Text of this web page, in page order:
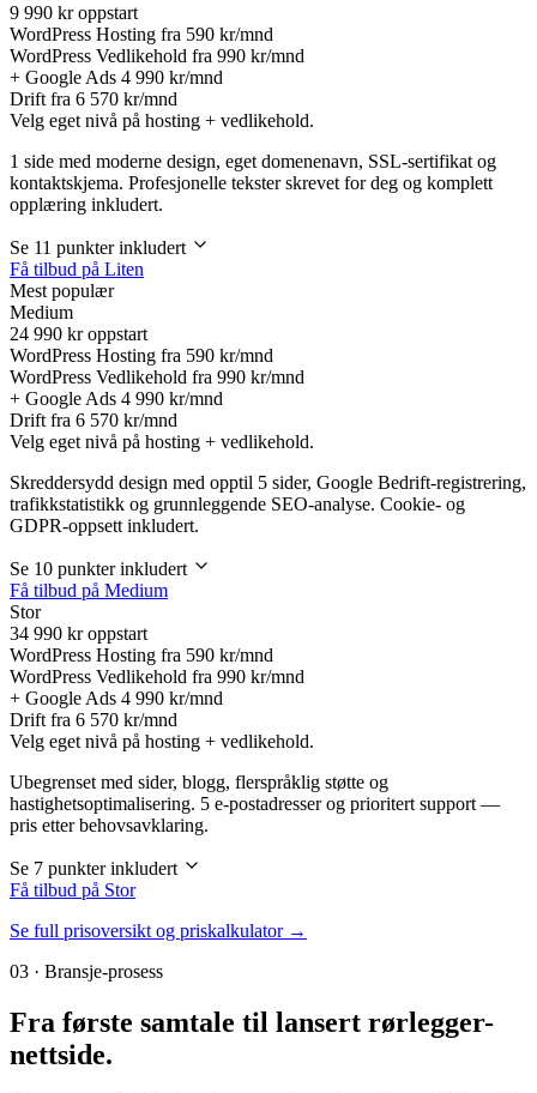
9 990 kr oppstart
WordPress Hosting fra 590 kr/mnd
WordPress Vedlikehold fra 990 kr/mnd
+ Google Ads 4 990 kr/mnd
Drift fra 6 570 kr/mnd
Velg eget nivå på hosting + vedlikehold.
1 side med moderne design, eget domenenavn, SSL-sertifikat og
kontaktskjema. Profesjonelle tekster skrevet for deg og komplett
opplæring inkludert.
Se 11 punkter inkludert
Få tilbud på Liten
Mest populær
Medium
24 990 kr oppstart
WordPress Hosting fra 590 kr/mnd
WordPress Vedlikehold fra 990 kr/mnd
+ Google Ads 4 990 kr/mnd
Drift fra 6 570 kr/mnd
Velg eget nivå på hosting + vedlikehold.
Skreddersydd design med opptil 5 sider, Google Bedrift-registrering,
trafikkstatistikk og grunnleggende SEO-analyse. Cookie- og
GDPR-oppsett inkludert.
Se 10 punkter inkludert
Få tilbud på Medium
Stor
34 990 kr oppstart
WordPress Hosting fra 590 kr/mnd
WordPress Vedlikehold fra 990 kr/mnd
+ Google Ads 4 990 kr/mnd
Drift fra 6 570 kr/mnd
Velg eget nivå på hosting + vedlikehold.
Ubegrenset med sider, blogg, flerspråklig støtte og
hastighetsoptimalisering. 5 e-postadresser og prioritert support —
pris etter behovsavklaring.
Se 7 punkter inkludert
Få tilbud på Stor
Se full prisoversikt og priskalkulator →
03 · Bransje-prosess
Fra første samtale til lansert rørlegger-
nettside.